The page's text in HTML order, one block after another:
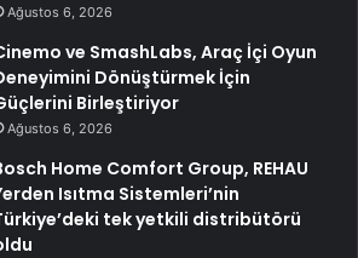
Ağustos 6, 2026
ve SmashLabs, Araç İçi Oyun
Dönüştürmek İçin
Birleştiriyor
Ağustos 6, 2026
Home Comfort Group, REHAU
Isıtma Sistemleri’nin
tek yetkili distribütörü